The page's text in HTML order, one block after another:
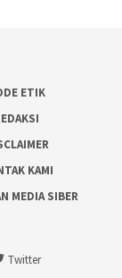
ETIK
KAMI
MEDIA SIBER
Twitter